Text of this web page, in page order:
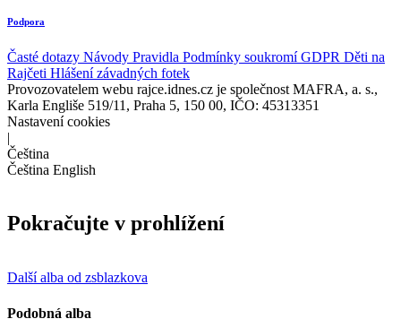
Podpora
Časté dotazy Návody Pravidla Podmínky soukromíGDPR Děti na
Rajčeti Hlášení závadných fotek
Provozovatelem webu rajce.idnes.cz je společnost MAFRA, a. s.,
Karla Engliše 519/11, Praha 5, 150 00, IČO: 45313351
Nastavení cookies
|
Čeština
Čeština English
Pokračujte v prohlížení
Další alba od zsblazkova
Podobná alba